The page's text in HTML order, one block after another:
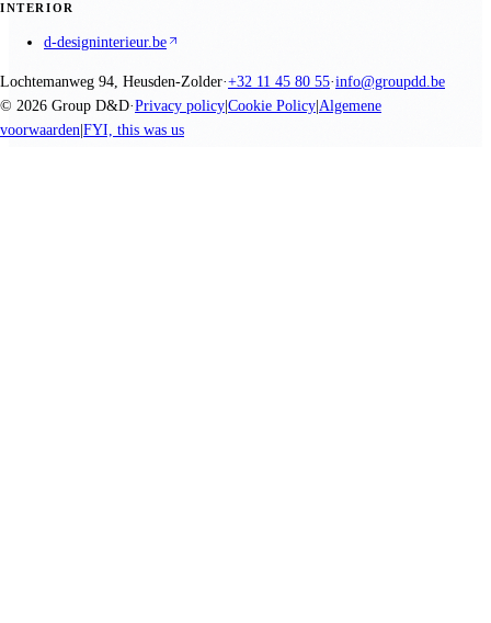
INTERIOR
d-designinterieur.be
Lochtemanweg 94, Heusden-Zolder·+32 11 45 80 55·info@groupdd.be
© 2026 Group D&D·Privacy policy Cookie Policy Algemene
voorwaarden FYI, this was us